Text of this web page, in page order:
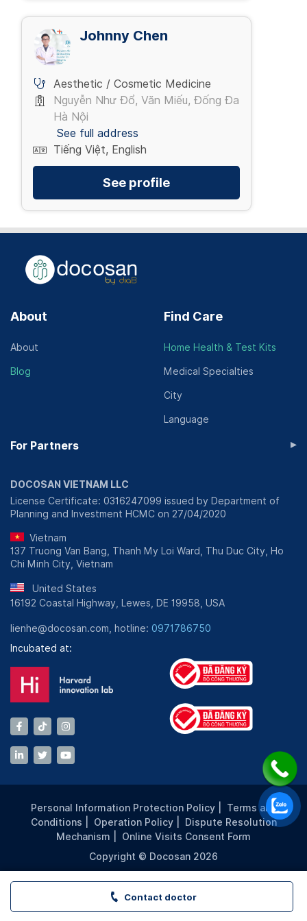
Contact doctor
Johnny Chen
Aesthetic / Cosmetic Medicine
Nguyễn Như Đổ, Văn Miếu, Đống Đa
Hà Nội
See full address
Tiếng Việt, English
See profile
About
About
Blog
Find Care
Home Health & Test Kits
Medical Specialties
City
Language
For Partners ▸
DOCOSAN VIETNAM LLC
License Certificate: 0316247099 issued by Department of
Planning and Investment HCMC on 27/04/2020
Vietnam
137 Truong Van Bang, Thanh My Loi Ward, Thu Duc City, Ho
Chi Minh City, Vietnam
United States
16192 Coastal Highway, Lewes, DE 19958, USA
lienhe@docosan.com, hotline: 0971786750
Incubated at:
Personal Information Protection Policy
Terms and
Conditions
Operation Policy
Dispute Resolution
Mechanism
Online Visits Consent Form
Copyright © Docosan 2026